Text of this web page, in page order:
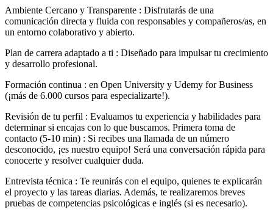
Ambiente Cercano y Transparente : Disfrutarás de una
comunicación directa y fluida con responsables y compañeros/as, en
un entorno colaborativo y abierto.
Plan de carrera adaptado a ti : Diseñado para impulsar tu crecimiento
y desarrollo profesional.
Formación continua : en Open University y Udemy for Business
(¡más de 6.000 cursos para especializarte!).
Revisión de tu perfil : Evaluamos tu experiencia y habilidades para
determinar si encajas con lo que buscamos. Primera toma de
contacto (5-10 min) : Si recibes una llamada de un número
desconocido, ¡es nuestro equipo! Será una conversación rápida para
conocerte y resolver cualquier duda.
Entrevista técnica : Te reunirás con el equipo, quienes te explicarán
el proyecto y las tareas diarias. Además, te realizaremos breves
pruebas de competencias psicológicas e inglés (si es necesario).